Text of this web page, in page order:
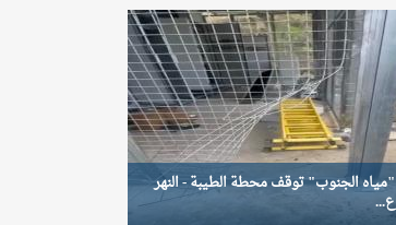
"مياه الجنوب" توقف محطة الطيبة - النهر
ع...